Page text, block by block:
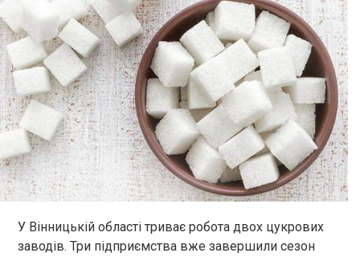
У Вінницькій області триває робота двох цукрових
заводів. Три підприємства вже завершили сезон